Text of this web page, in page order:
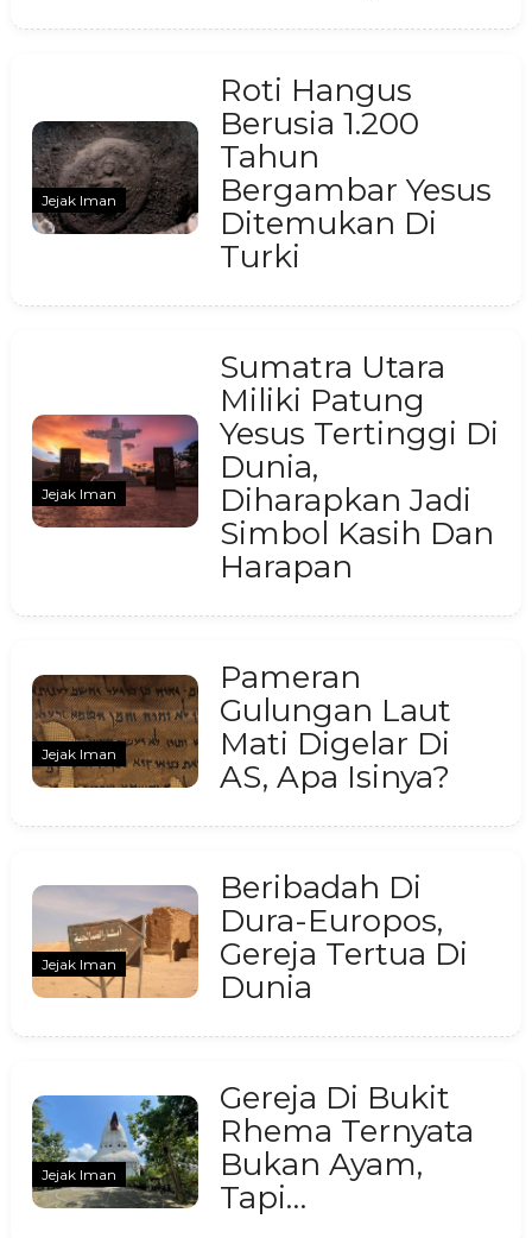
Jejak Iman
Roti Hangus
Berusia 1.200
Tahun
Bergambar Yesus
Ditemukan Di
Turki
Jejak Iman
Sumatra Utara
Miliki Patung
Yesus Tertinggi Di
Dunia,
Diharapkan Jadi
Simbol Kasih Dan
Harapan
Jejak Iman
Pameran
Gulungan Laut
Mati Digelar Di
AS, Apa Isinya?
Jejak Iman
Beribadah Di
Dura-Europos,
Gereja Tertua Di
Dunia
Jejak Iman
Gereja Di Bukit
Rhema Ternyata
Bukan Ayam,
Tapi…